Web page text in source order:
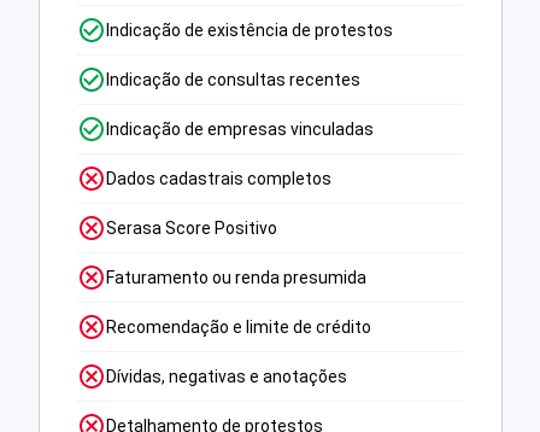
Indicação de existência de protestos
Indicação de consultas recentes
Indicação de empresas vinculadas
Dados cadastrais completos
Serasa Score Positivo
Faturamento ou renda presumida
Recomendação e limite de crédito
Dívidas, negativas e anotações
Detalhamento de protestos